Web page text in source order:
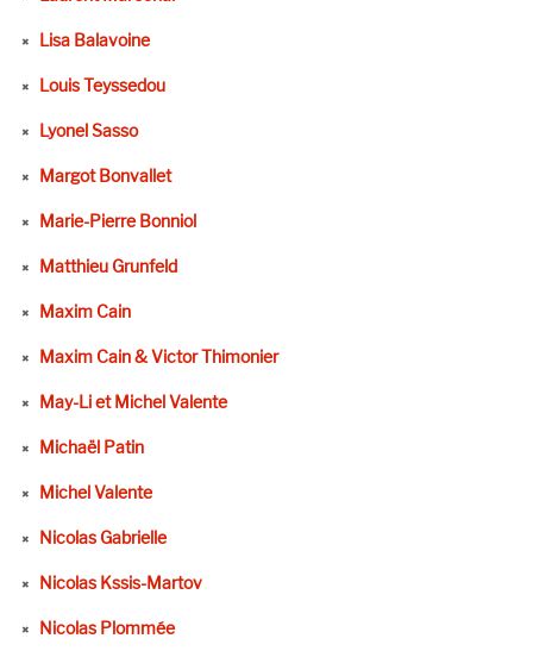
Lisa Balavoine
Louis Teyssedou
Lyonel Sasso
Margot Bonvallet
Marie-Pierre Bonniol
Matthieu Grunfeld
Maxim Cain
Maxim Cain & Victor Thimonier
May-Li et Michel Valente
Michaël Patin
Michel Valente
Nicolas Gabrielle
Nicolas Kssis-Martov
Nicolas Plommée